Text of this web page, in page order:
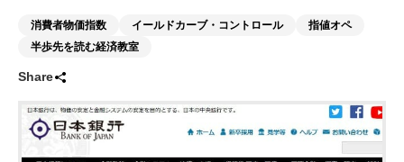
SMART MARKETING JOURNAL
消費者物価指数 イールドカーブ・コントロール
指値オペ
半歩先を読む経済教室
Share